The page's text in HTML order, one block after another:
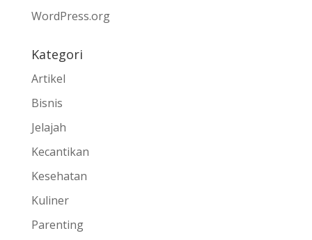
WordPress.org
Kategori
Artikel
Bisnis
Jelajah
Kecantikan
Kesehatan
Kuliner
Parenting